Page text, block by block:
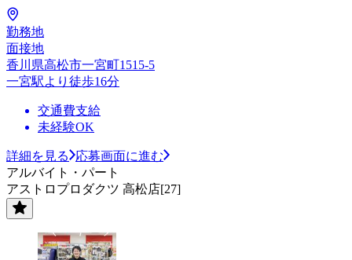
勤務地
面接地
香川県高松市一宮町1515-5
一宮駅より徒歩16分
交通費支給
未経験OK
詳細を見る
応募画面に進む
アルバイト・パート
アストロプロダクツ 高松店[27]